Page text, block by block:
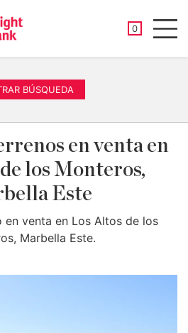
0
BÚSQUEDA
en venta en
los Monteros,
Este
en venta en Los Altos de los
Marbella Este.